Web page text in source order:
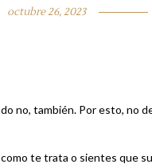
octubre 26, 2023
no, también. Por esto, no
te trata o sientes que